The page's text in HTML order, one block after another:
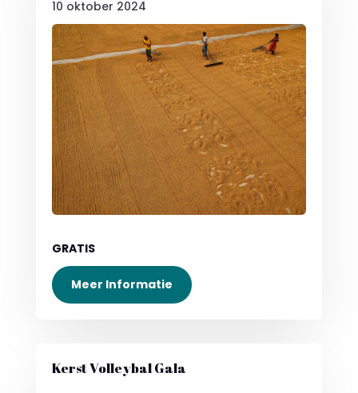
10 oktober 2024
GRATIS
Meer Informatie
Kerst Volleybal Gala